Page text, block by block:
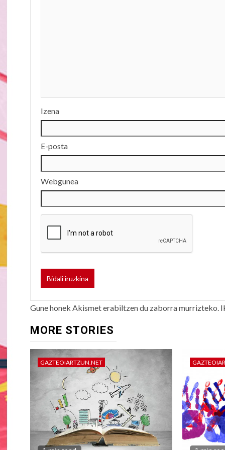
Izena
E-posta
Webgunea
Gune honek Akismet erabiltzen du zaborra murrizteko.
MORE STORIES
GAZTEOIARTZUN.NET